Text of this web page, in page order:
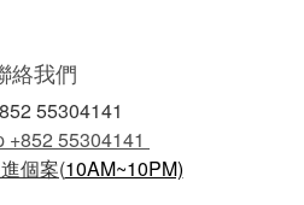
絡我們
55304141
+852 55304141
個案(10AM~10PM)